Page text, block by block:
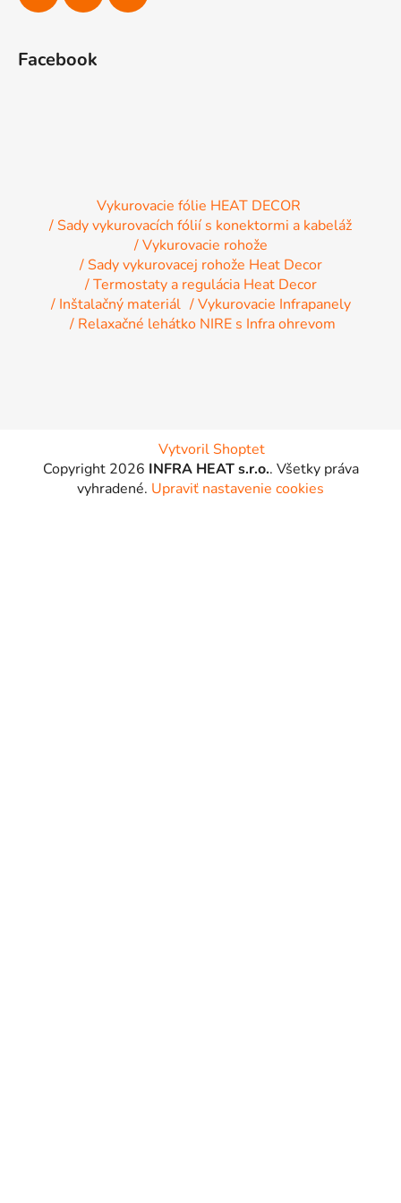
Facebook
Vykurovacie fólie HEAT DECOR
/ Sady vykurovacích fólií s konektormi a kabeláž
/ Vykurovacie rohože
/ Sady vykurovacej rohože Heat Decor
/ Termostaty a regulácia Heat Decor
/ Inštalačný materiál / Vykurovacie Infrapanely
/ Relaxačné lehátko NIRE s Infra ohrevom
Vytvoril Shoptet
Copyright 2026 INFRA HEAT s.r.o.. Všetky práva
vyhradené. Upraviť nastavenie cookies